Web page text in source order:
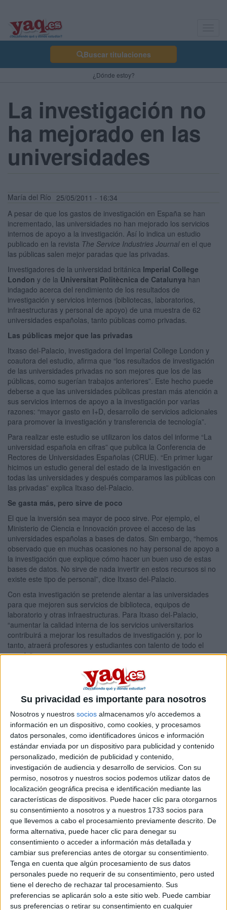
Su privacidad es importante para nosotros
Nosotros y nuestros socios almacenamos y/o accedemos a
información en un dispositivo, como cookies, y procesamos
datos personales, como identificadores únicos e información
estándar enviada por un dispositivo para publicidad y contenido
personalizado, medición de publicidad y contenido,
investigación de audiencia y desarrollo de servicios. Con su
permiso, nosotros y nuestros socios podemos utilizar datos de
localización geográfica precisa e identificación mediante las
características de dispositivos. Puede hacer clic para otorgarnos
su consentimiento a nosotros y a nuestros 1733 socios para
que llevemos a cabo el procesamiento previamente descrito. De
forma alternativa, puede hacer clic para denegar su
consentimiento o acceder a información más detallada y
cambiar sus preferencias antes de otorgar su consentimiento.
Tenga en cuenta que algún procesamiento de sus datos
personales puede no requerir de su consentimiento, pero usted
tiene el derecho de rechazar tal procesamiento. Sus
preferencias se aplicarán solo a este sitio web. Puede cambiar
sus preferencias o retirar su consentimiento en cualquier
Buscar titulaciones
¿Dónde estoy?
La investigación no
ha mejorado en las
universidades
María del Río 25/05/2011 - 16:34
A pesar de que los gastos de investigación en España se han
incrementado, las universidades no han mejorado los servicios
internos de apoyo a la investigación. Así lo indica un estudio
publicado en la revista The Service Industries Journal en el que
las públicas salen mejor paradas que las privadas.
Investigadores de la universidad británica Imperial College
London y de la Universitat Politècnica de Catalunya han
indagado acerca del rendimiento de los resultados de
investigación y servicios internos (bibliotecas, laboratorios,
infraestructuras y personal de apoyo) de una muestra de 62
universidades españolas, tanto públicas como privadas.
Las públicas mejor que las privadas
Itxaso del-Palacio, investigadora del Imperial College London y
coautora del estudio, afirma que “los resultados de investigación
de las universidades privadas no son mejores que los de las
públicas, como sugerían trabajos anteriores”. Este hecho puede
deberse a que las universidades públicas prestan más atención a
sus servicios internos de apoyo a la investigación por varias
razones: “mayor gasto en I+D, desarrollo de servicios adicionales
para promover la investigación y transferencia de tecnología”.
Para realizar este estudio se utilizaron los datos del informe “La
universidad española en cifras” que publica la Conferencia de
Rectores de Universidades Españolas (CRUE). “En primer lugar
hicimos un estudio general del estado de la investigación en
todas las universidades y después comparamos las públicas con
las privadas” explica Itxaso del-Palacio.
Se gasta más, pero sirve de poco
El que la inversión sea mayor de poco sirve. Por ejemplo, el
Ministerio de Ciencia e Innovación provee el acceso de las
universidades españolas a bases de datos. Sin embargo, “hemos
observado que en muchas ocasiones no hay personal de apoyo a
la investigación que explique cómo hacer un buen uso de estas
bases de datos. No sirve de nada invertir en estos recursos si no
existe este tipo de personal”, dice Itxaso del-Palacio.
Con esta investigación se pretende alentar a las universidades
para que mejoren sus servicios de biblioteca, equipos de
laboratorio y otras infraestructuras. Para Itxaso del-Palacio,
“aumentar la calidad interna de los servicios universitarios
contribuirá a mejorar los resultados de investigación y, por lo
tanto, atraerá profesores y estudiantes con talento de todo el
mundo”.
Artículos recomendados
Lista de Espera de la Universidad - Qué
significa y qué hacer para poder ser admitido
Preinscripción online 2026: fechas, formularios